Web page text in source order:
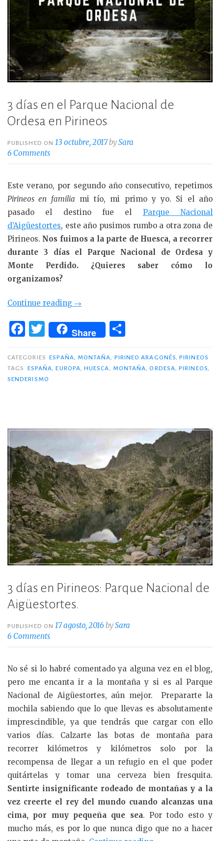
3 días en el Parque Nacional de
Ordesa en Pirineos
PUBLISHED ON13 octubre, 2017bySara
6 Comments
Este verano, por segundo año consecutivo, repetimos
Pirineos en familia mi tío, mi primo y yo. Si el año
pasado el destino fue el Parque Nacional
d’Aigüestortes, este año pusimos rumbo a otra zona de
Pirineos. Nos fuimos a la parte de Huesca, a recorrer
durante 3 días el Parque Nacional de Ordesa y
Monte Perdido. ¿Quieres saber cómo lo
organizamos?
Continue reading «3
en
Parque
Nacional
→
F
c
e
o
k
T
w
it
te
Share
m
p
r
CATEGORIES ESPAÑA, MONTAÑA, PIRINEO ARAGONÉS,PIRINEOS
TAGS
ESPAÑA,EUROPA,HUESCA, MONTAÑA,ORDESA,PIRINEOS,
SENDERISMO
3 días en Pirineos: Parque Nacional de
Aigüestortes.
PUBLISHED ON 17 agosto, 2016 bySara
6 Comments
No sé si lo habré comentado ya alguna vez en el blog,
pero me encanta ir a la montaña y si es al Parque
Nacional de Aigüestortes, aún mejor. Prepararte la
mochila sabiendo que lo que llevas es absolutamente
imprescindible, ya que tendrás que cargar con ello
varios días. Calzarte las botas de montaña para
recorrer kilómetros y kilómetros solo por la
recompensa de llegar a un refugio en el que poder
quitártelas y tomar una cerveza bien fresquita.
Sentirte insignificante rodeado de montañas y a la
vez creerte el rey del mundo cuando alcanzas una
cima, por muy pequeña que sea. Por todo esto y
mucho más, es por lo que nunca digo que no a hacer